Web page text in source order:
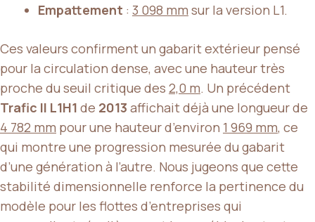
Empattement : 3 098 mm sur la version L1.
Ces valeurs confirment un gabarit extérieur pensé
pour la circulation dense, avec une hauteur très
proche du seuil critique des 2,0 m. Un précédent
Trafic II L1H1 de 2013 affichait déjà une longueur de
4 782 mm pour une hauteur d’environ 1 969 mm, ce
qui montre une progression mesurée du gabarit
d’une génération à l’autre. Nous jugeons que cette
stabilité dimensionnelle renforce la pertinence du
modèle pour les flottes d’entreprises qui